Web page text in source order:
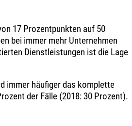
17 Prozentpunkten auf 50
bei immer mehr Unternehmen
Dienstleistungen ist die Lage
immer häufiger das komplette
der Fälle (2018: 30 Prozent).